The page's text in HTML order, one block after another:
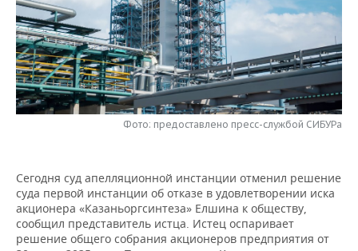
ОПК
ЭНЕРГЕТИКА
ТРАНСПОРТ
УСЛУГИ
IT
МЕДИА
ТЕЛЕКОММУНИКАЦИИ
НОВОСТИ МЕРОПРИЯТИЙ
ВЫЕЗДНАЯ РЕДАКЦИЯ
БИЗНЕС-БРАНЧИ
ONLINE-КОНФЕРЕНЦИИ
СПОРТ
НОВОСТИ СПОРТА
ФУТБОЛ
ВОЛЕЙБОЛ
КИБЕРСПОРТ
ОБЩЕСТВО
НОВОСТИ ОБЩЕСТВА
ИСТОРИЯ
КУЛЬТУРА
ФОТОГАЛЕРЕЯ
СПИСОК ПЕРСОН
СПИСОК КОМПАНИЙ
ПОЛНАЯ ВЕРСИЯ
Фото: предоставлено пресс-службой СИБУРа
Сегодня суд апелляционной инстанции отменил решение
суда первой инстанции об отказе в удовлетворении иска
акционера «Казаньоргсинтеза» Елшина к обществу,
сообщил представитель истца. Истец оспаривает
решение общего собрания акционеров предприятия от